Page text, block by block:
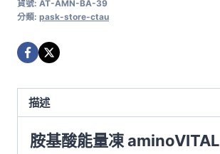
aminoShot
基
酸
能
+能
貨號: AT-AMN-BA-39
分類: pask-store-ctau
描述
胺基酸能量凍 aminoVITAL